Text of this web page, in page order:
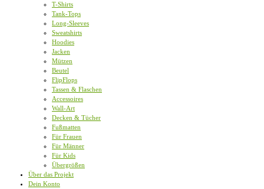
T-Shirts
Tank-Tops
Long-Sleeves
Sweatshirts
Hoodies
Jacken
Mützen
Beutel
FlipFlops
Tassen & Flaschen
Accessoires
Wall-Art
Decken & Tücher
Fußmatten
Für Frauen
Für Männer
Für Kids
Übergrößen
Über das Projekt
Dein Konto